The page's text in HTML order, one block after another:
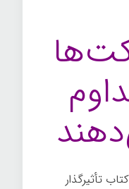
کتاب تأثیرگذار